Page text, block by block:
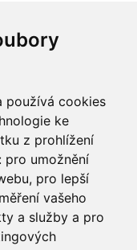
používá cookies
ke
z prohlížení
pro umožnění
, pro lepší
vašeho
a služby a pro